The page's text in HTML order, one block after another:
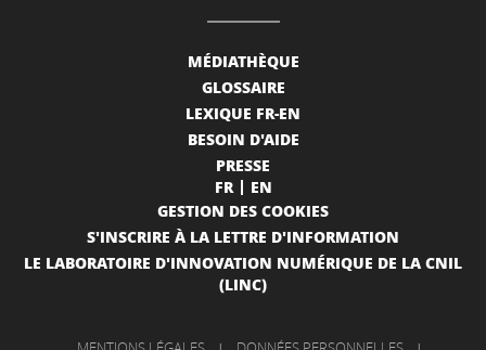
MÉDIATHÈQUE
GLOSSAIRE
LEXIQUE FR-EN
BESOIN D'AIDE
PRESSE
FR
EN
GESTION DES COOKIES
S'INSCRIRE À LA LETTRE D'INFORMATION
LE LABORATOIRE D'INNOVATION NUMÉRIQUE DE LA CNIL
(LINC)